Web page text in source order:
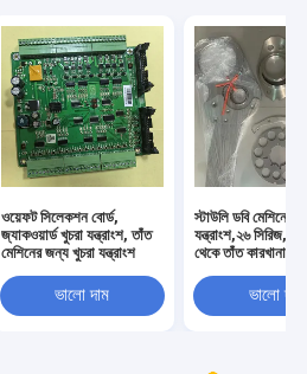
ওয়েফট সিলেকশন বোর্ড,
জ্যাকওয়ার্ড খুচরা যন্ত্রাংশ, তাঁত
মেশিনের জন্য খুচরা যন্ত্রাংশ
ভালো দাম
স্টাউলি ডবি মেশিনের
যন্ত্রাংশ,২৬
থেকে তাঁত কারখানার
ভালো দাম